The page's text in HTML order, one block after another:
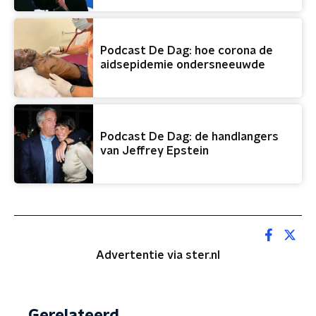
Podcast De Dag: hoe corona de
aidsepidemie ondersneeuwde
Podcast De Dag: de handlangers
van Jeffrey Epstein
Advertentie via ster.nl